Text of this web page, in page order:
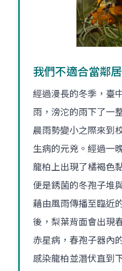
我們不適合當鄰居
經過漫長的冬季，臺
雨，滂沱的雨下了一
晨雨勢變小之際來到
生病的元兇。經過一
龍柏上出現了橘褐色
便是銹菌的冬孢子堆
藉由風雨傳播至臨近
後，梨葉背面會出現
赤星病，春孢子器內
感染龍柏並潛伏直到